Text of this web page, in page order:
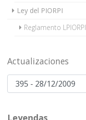
Ley del PIORPI
Reglamento LPIORPI
Actualizaciones
Leyendas